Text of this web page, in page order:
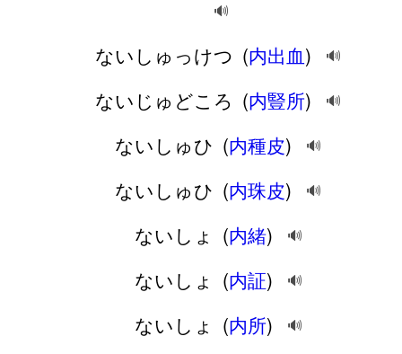
🔊
ないしゅっけつ (内出血) 🔊
ないじゅどころ (内豎所) 🔊
ないしゅひ (内種皮) 🔊
ないしゅひ (内珠皮) 🔊
ないしょ (内緒) 🔊
ないしょ (内証) 🔊
ないしょ (内所) 🔊